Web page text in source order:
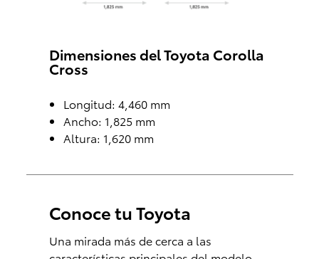
Dimensiones del Toyota Corolla
Cross
Longitud: 4,460 mm
Ancho: 1,825 mm
Altura: 1,620 mm
Conoce tu Toyota
Una mirada más de cerca a las